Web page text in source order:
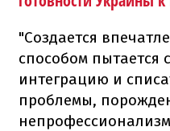
"Создается
способом пытается
интеграцию и
проблемы,